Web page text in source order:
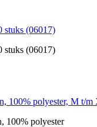
stuks (06017)
stuks (06017)
100% polyester, M t/
100% polyester